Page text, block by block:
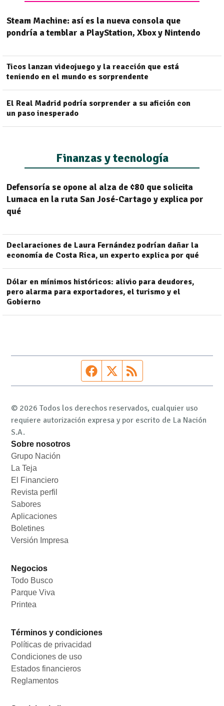
Steam Machine: así es la nueva consola que
pondría a temblar a PlayStation, Xbox y Nintendo
Ticos lanzan videojuego y la reacción que está
teniendo en el mundo es sorprendente
El Real Madrid podría sorprender a su afición con
un paso inesperado
Finanzas y tecnología
Defensoría se opone al alza de ¢80 que solicita
Lumaca en la ruta San José-Cartago y explica por
qué
Declaraciones de Laura Fernández podrían dañar la
economía de Costa Rica, un experto explica por qué
Dólar en mínimos históricos: alivio para deudores,
pero alarma para exportadores, el turismo y el
Gobierno
Página de Facebook
Fuente Twitter
© 2026 Todos los derechos reservados, cualquier uso
requiere autorización expresa y por escrito de La Nación
S.A.
Sobre nosotros
Grupo Nación
La Teja
El Financiero
Revista perfil
Sabores
Aplicaciones
Boletines
Versión Impresa
Negocios
Todo Busco
Parque Viva
Printea
Términos y condiciones
Políticas de privacidad
Condiciones de uso
Estados financieros
Reglamentos